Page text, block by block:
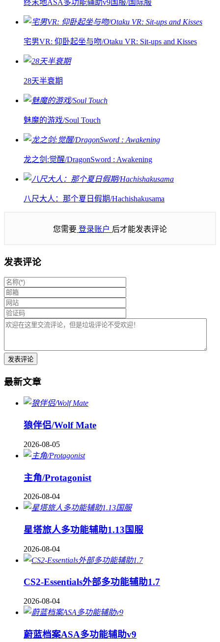
终末地ASA多功能辅助v9国服/国际服
宅男VR: 仰卧起坐与吻/Otaku VR: Sit-ups and Kisses
28天半衰期
魅魔的游戏/Soul Touch
龙之剑:觉醒/DragonSword : Awakening
八尺大人：那个夏日假期/Hachishakusama
您需要 登录账户 后才能发表评论
发表评论
最新文章
狼伴侣/Wolf Mate
2026-08-05
主角/Protagonist
2026-08-04
星塔旅人多功能辅助1.13国服
2026-08-04
CS2-Essentials外部多功能辅助1.7
2026-08-04
蔚蓝档案ASA多功能辅助v9